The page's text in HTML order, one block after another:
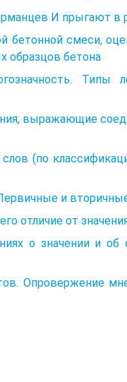
И прыгают в
бетонной смеси,
образцов бетона
Типы
выражающие
(по
и
отличие от
о значении и об
Опровержение